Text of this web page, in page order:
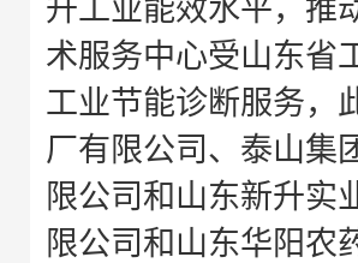
升工业能效水平，推
术服务中心受山东省
工业节能诊断服务，
厂有限公司、泰山集
限公司和山东新升实
限公司和山东华阳农